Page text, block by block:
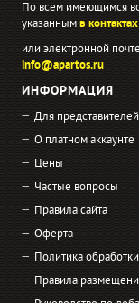
По всем имеющимся
указаннымв контактах
или электронной
info@apartos.ru
ИНФОРМАЦИЯ
Для
О платном аккаунте
Цены
Частые вопросы
Правила сайта
Оферта
Политика
Правила